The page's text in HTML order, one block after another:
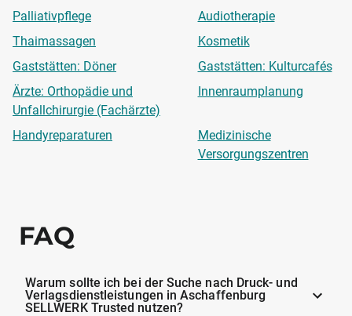
Palliativpflege
Audiotherapie
Thaimassagen
Kosmetik
Gaststätten: Döner
Gaststätten: Kulturcafés
Ärzte: Orthopädie und
Unfallchirurgie (Fachärzte)
Innenraumplanung
Handyreparaturen
Medizinische
Versorgungszentren
FAQ
Warum sollte ich bei der Suche nach Druck- und
Verlagsdienstleistungen in Aschaffenburg
SELLWERK Trusted nutzen?